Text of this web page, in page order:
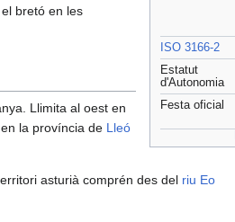
ISO 3166-2
Estatut
d'Autonomia
Festa oficial
bretó en les
Llimita al oest en
en la província de Lleó
asturià comprén des del riu Eo